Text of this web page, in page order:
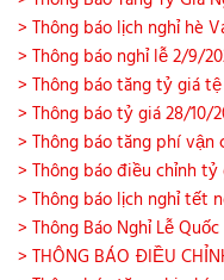
> Thông báo lịch nghỉ hè
> Thông báo nghỉ lễ 2/9/
> Thông báo tăng tỷ giá
> Thông báo tỷ giá 28/10/
> Thông báo tăng phí
> Thông báo điều chỉnh tỷ
> Thông báo lịch nghỉ tết
> Thông Báo Nghỉ Lễ
> THÔNG BÁO ĐIỀU